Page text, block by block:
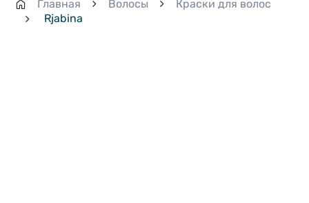
Главная Волосы
Краски для волос
Rjabina